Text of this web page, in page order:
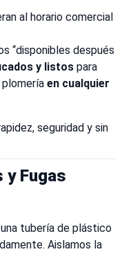
al horario comercial
“disponibles después
y listos para
en cualquier
seguridad y sin
y Fugas
tubería de plástico
Aislamos la